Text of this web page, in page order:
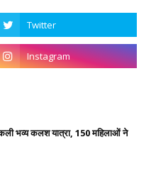
भव्य कलश यात्रा, 150 महिलाओं ने